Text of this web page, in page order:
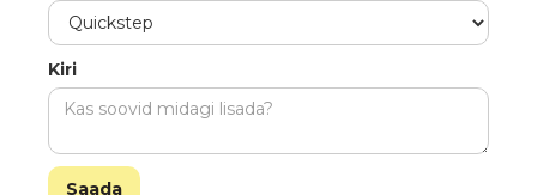
Kiri